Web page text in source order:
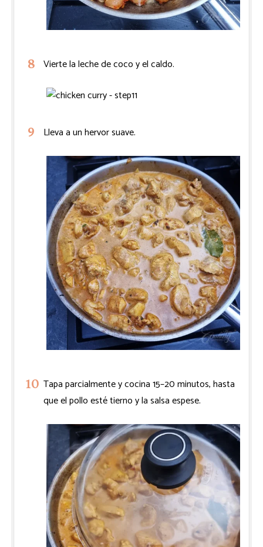
Vierte la leche de coco y el caldo.
Lleva a un hervor suave.
Tapa parcialmente y cocina 15–20 minutos, hasta
que el pollo esté tierno y la salsa espese.